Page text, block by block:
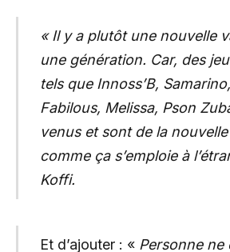
« Il y a plutôt une nouvelle
une génération. Car, des
tels que Innoss’B,
Fabilous, Melissa, Pson
venus et sont de la
comme ça s’emploie à
Koffi.
Et d’ajouter : « Personne ne